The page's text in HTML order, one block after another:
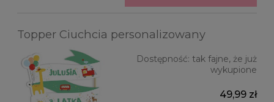
Topper Ciuchcia personalizowany
Dostępność: tak fajne, że już
wykupione
49,99 zł